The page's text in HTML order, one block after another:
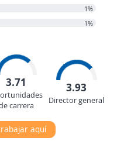
1%
1%
3.71
carrera
3.93
Director general
aquí